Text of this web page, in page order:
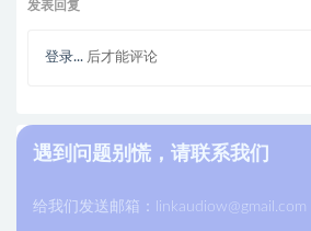
发表回复
登录... 后才能评论
遇到问题别慌，请联系我们
给我们发送邮箱： linkaudiow@gmail.com